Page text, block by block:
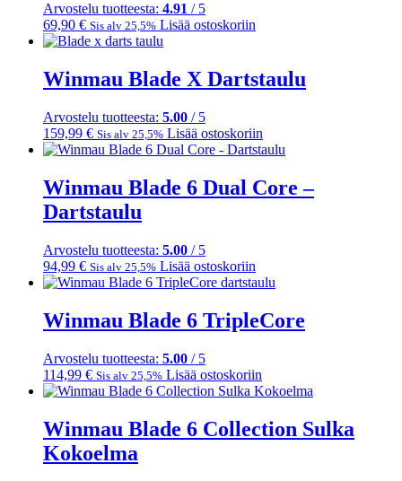
Arvostelu tuotteesta: 4.91 / 5
69,90 € Sis alv 25,5% Lisää ostoskoriin
Winmau Blade X Dartstaulu
Arvostelu tuotteesta: 5.00 / 5
159,99 € Sis alv 25,5% Lisää ostoskoriin
Winmau Blade 6 Dual Core –
Dartstaulu
Arvostelu tuotteesta: 5.00 / 5
94,99 € Sis alv 25,5% Lisää ostoskoriin
Winmau Blade 6 TripleCore
Arvostelu tuotteesta: 5.00 / 5
114,99 € Sis alv 25,5% Lisää ostoskoriin
Winmau Blade 6 Collection Sulka
Kokoelma